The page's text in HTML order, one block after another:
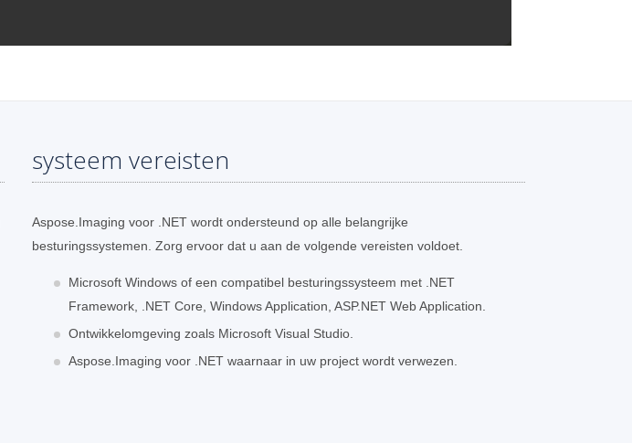
systeem vereisten
Aspose.Imaging voor .NET wordt ondersteund op alle belangrijke
besturingssystemen. Zorg ervoor dat u aan de volgende vereisten voldoet.
Microsoft Windows of een compatibel besturingssysteem met .NET
Framework, .NET Core, Windows Application, ASP.NET Web Application.
Ontwikkelomgeving zoals Microsoft Visual Studio.
Aspose.Imaging voor .NET waarnaar in uw project wordt verwezen.